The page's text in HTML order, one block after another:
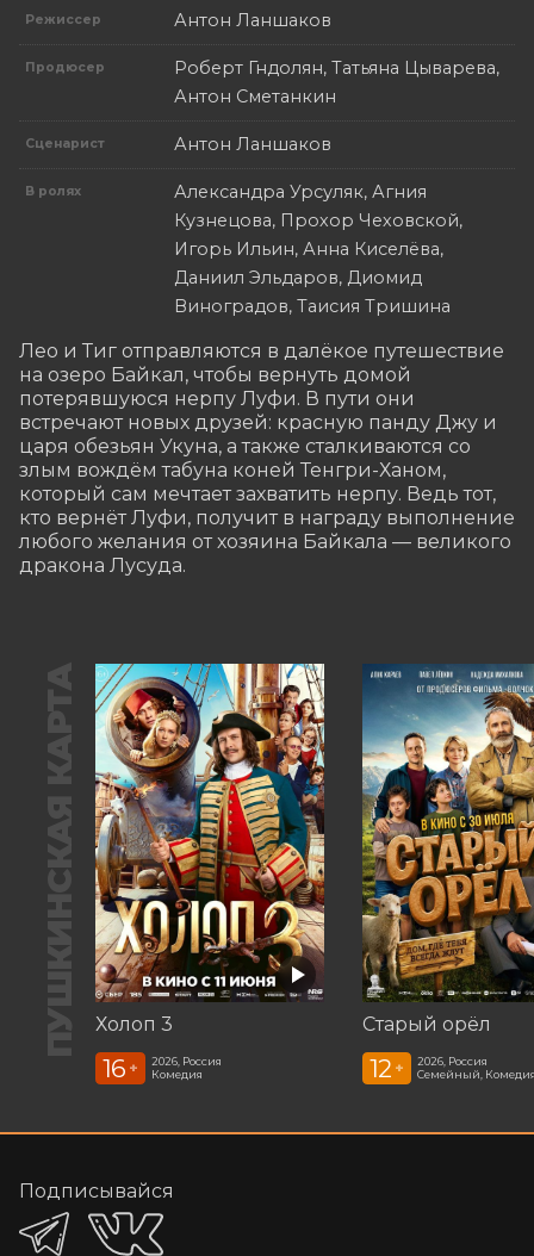
Режиссер Антон Ланшаков
Продюсер
Роберт Гндолян, Татьяна Цыварева,
Антон Сметанкин
Сценарист Антон Ланшаков
В ролях
Александра Урсуляк, Агния
Кузнецова, Прохор Чеховской,
Игорь Ильин, Анна Киселёва,
Даниил Эльдаров, Диомид
Виноградов, Таисия Тришина
Лео и Тиг отправляются в далёкое путешествие
на озеро Байкал, чтобы вернуть домой
потерявшуюся нерпу Луфи. В пути они
встречают новых друзей: красную панду Джу и
царя обезьян Укуна, а также сталкиваются со
злым вождём табуна коней Тенгри-Ханом,
который сам мечтает захватить нерпу. Ведь тот,
кто вернёт Луфи, получит в награду выполнение
любого желания от хозяина Байкала — великого
дракона Лусуда.
ПУШКИНСКАЯ КАРТА Холоп 3
16 +
2026, Россия
Комедия
Старый орёл
12 +
2026, Россия
Семейный,
Подписывайся